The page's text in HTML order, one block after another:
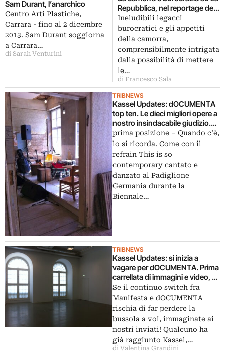
Sam Durant, l’anarchico
Centro Arti Plastiche,
Carrara - fino al 2 dicembre
2013. Sam Durant soggiorna
a Carrara…
di Sarah Venturini
Repubblica, nel reportage del
New York Times. E poi
l’esordio italiano di Sam
Durant, giovani architetti in
corsa per il Premio Maggia,
Cappuccetto Rosso rivisitata
da Roberto Innocenti…
Ineludibili legacci
burocratici e gli appetiti
della camorra,
comprensibilmente intrigata
dalla possibilità di mettere
le…
di Francesco Sala
TRIBNEWS
Kassel Updates: dOCUMENTA
top ten. Le dieci migliori opere a
nostro insindacabile giudizio.
Dopo Manifesta, la classifica
germanica. Via ai commenti
prima posizione – Quando c’è,
lo si ricorda. Come con il
refrain This is so
contemporary cantato e
danzato al Padiglione
Germania durante la
Biennale…
TRIBNEWS
Kassel Updates: si inizia a
vagare per dOCUMENTA. Prima
carrellata di immagini e video, si
parte dalla sede del
Fredericianum
Se il continuo switch fra
Manifesta e dOCUMENTA
rischia di far perdere la
bussola a voi, immaginate ai
nostri inviati! Qualcuno ha
già raggiunto Kassel,…
di Valentina Grandini